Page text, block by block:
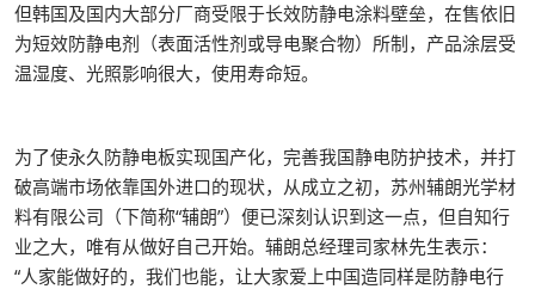
但韩国及国内大部分厂商受限于长效防静电涂料壁垒，在售依旧
为短效防静电剂（表面活性剂或导电聚合物）所制，产品涂层受
温湿度、光照影响很大，使用寿命短。
为了使永久防静电板实现国产化，完善我国静电防护技术，并打
破高端市场依靠国外进口的现状，从成立之初，苏州辅朗光学材
料有限公司（下简称“辅朗”）便已深刻认识到这一点，但自知行
业之大，唯有从做好自己开始。辅朗总经理司家林先生表示：
“人家能做好的，我们也能，让大家爱上中国造同样是防静电行